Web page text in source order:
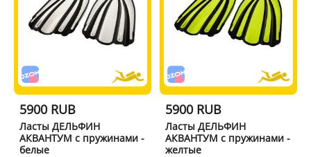
5900 RUB
Ласты ДЕЛЬФИН
АКВАНТУМ с пружинами -
белые
5900 RUB
Ласты ДЕЛЬФИН
АКВАНТУМ с пружинами -
желтые